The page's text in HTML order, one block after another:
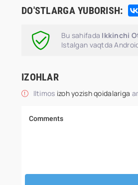
DO'STLARGA YUBORISH:
Bu sahifada Ikkinchi
Istalgan vaqtda
IZOHLAR
Iltimos izoh yozish qoidalariga